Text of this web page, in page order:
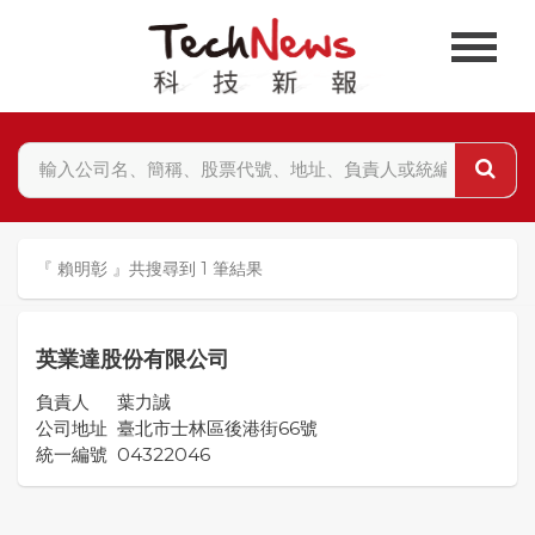
『 賴明彰 』共搜尋到 1 筆結果
英業達股份有限公司
負責人
葉力誠
公司地址 臺北市士林區後港街66號
統一編號 04322046